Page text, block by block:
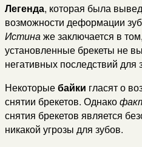
Легенда, которая была
возможности деформации
Истинаже заключается в
установленные брекеты не
негативных последствий для
Некоторыебайки гласят о
снятии брекетов. Однако
снятия брекетов является
никакой угрозы для зубов.